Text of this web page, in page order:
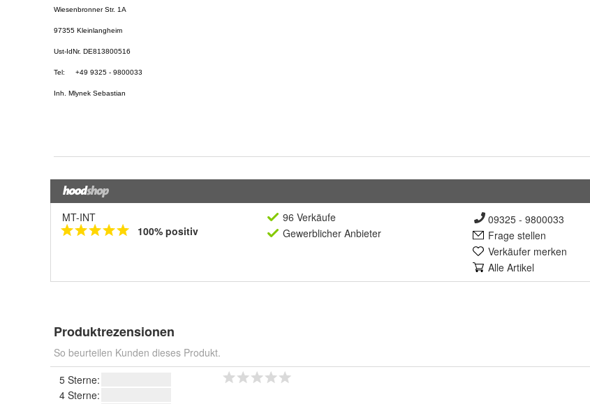
MT-INT
100% positiv
96 Verkäufe
Gewerblicher Anbieter
09325 - 9800033
Frage stellen
Verkäufer merken
Alle Artikel
Produktrezensionen
So beurteilen Kunden dieses Produkt.
5 Sterne:
4 Sterne: